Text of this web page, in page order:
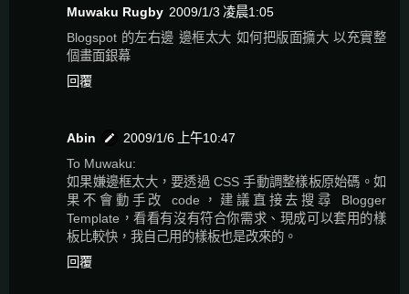
Muwaku Rugby 2009/1/3 凌晨1:05
Blogspot 的左右邊 邊框太大 如何把版面擴大 以充實整
個畫面銀幕
回覆
Abin
2009/1/6 上午10:47
To Muwaku:
如果嫌邊框太大，要透過 CSS 手動調整樣板原始碼。如
果不會動手改 code，建議直接去搜尋 Blogger
Template，看看有沒有符合你需求、現成可以套用的樣
板比較快，我自己用的樣板也是改來的。
回覆